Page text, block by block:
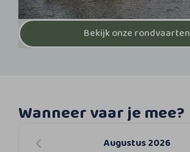
Bekijk onze rondvaarten
Wanneer vaar je mee?
Augustus 2026